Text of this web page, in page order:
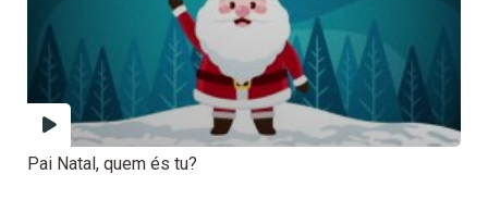
Pai Natal, quem és tu?